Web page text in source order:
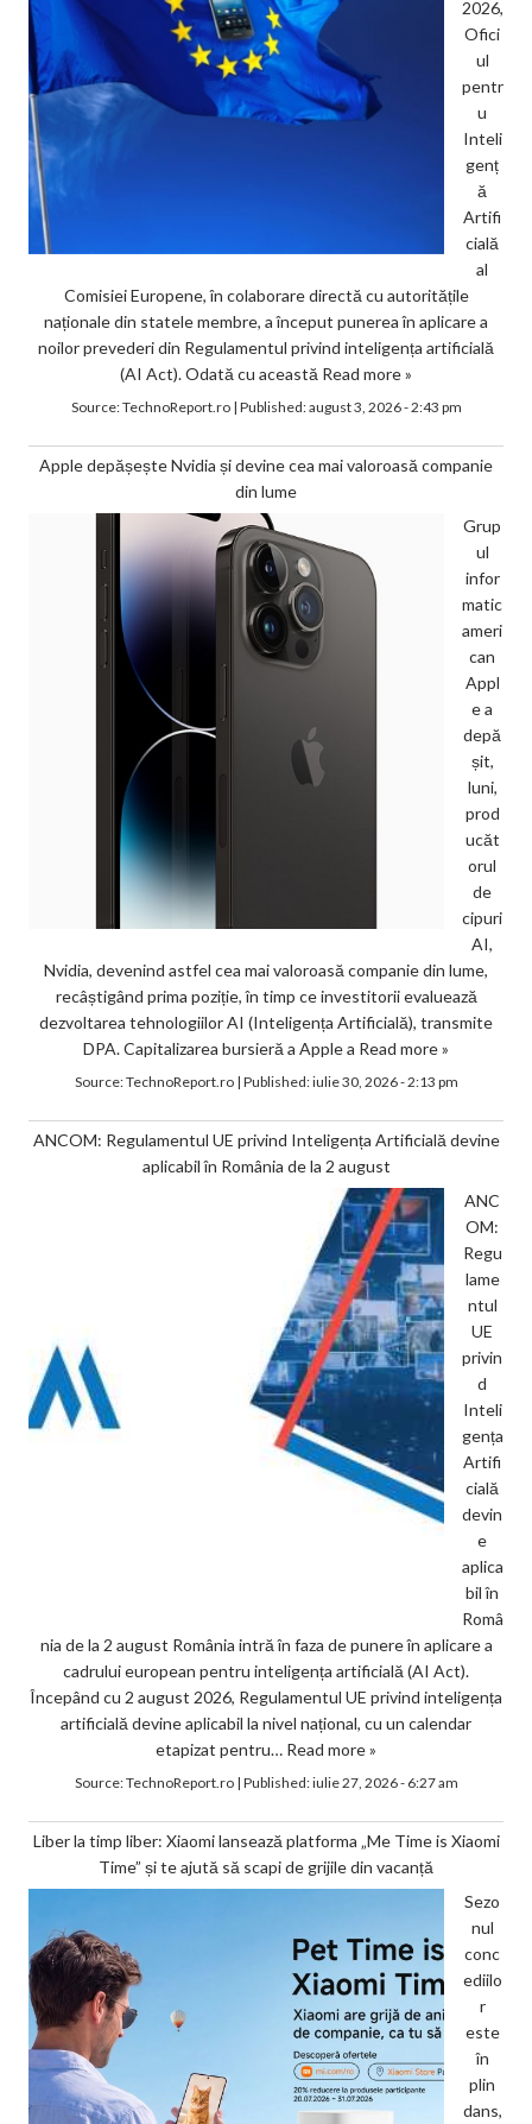
2026,
Ofici
ul
pentr
u
Inteli
genț
ă
Artifi
cială
al
Comisiei Europene, în colaborare directă cu autoritățile
naționale din statele membre, a început punerea în aplicare a
noilor prevederi din Regulamentul privind inteligența artificială
(AI Act). Odată cu această Read more »
Source:TechnoReport.ro| Published:august 3, 2026 - 2:43 pm
Apple depășește Nvidia și devine cea mai valoroasă companie
din lume
Grup
ul
infor
matic
ameri
can
Appl
e a
depă
șit,
luni,
prod
ucăt
orul
de
cipuri
AI,
Nvidia, devenind astfel cea mai valoroasă companie din lume,
recâștigând prima poziție, în timp ce investitorii evaluează
dezvoltarea tehnologiilor AI (Inteligența Artificială), transmite
DPA. Capitalizarea bursieră a Apple a Read more »
Source:TechnoReport.ro| Published:iulie 30, 2026 - 2:13 pm
ANCOM: Regulamentul UE privind Inteligența Artificială devine
aplicabil în România de la 2 august
ANC
OM:
Regu
lame
ntul
UE
privin
d
Inteli
gența
Artifi
cială
devin
e
aplica
bil în
Româ
nia de la 2 august România intră în faza de punere în aplicare a
cadrului european pentru inteligența artificială (AI Act).
Începând cu 2 august 2026, Regulamentul UE privind inteligența
artificială devine aplicabil la nivel național, cu un calendar
etapizat pentru… Read more »
Source:TechnoReport.ro| Published:iulie 27, 2026 - 6:27 am
Liber la timp liber: Xiaomi lansează platforma „Me Time is Xiaomi
Time” și te ajută să scapi de grijile din vacanță
Sezo
nul
conc
ediilo
r
este
în
plin
dans,